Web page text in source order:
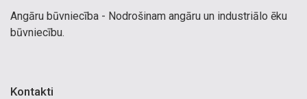
Angāru būvniecība - Nodrošinam angāru un industriālo ēku
būvniecību.
Kontakti